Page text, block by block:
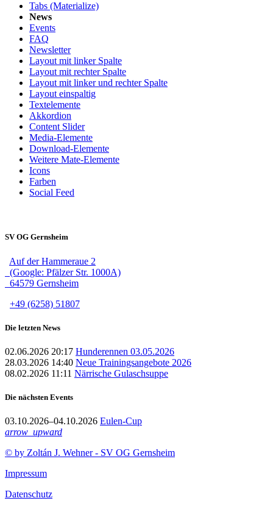
Tabs (Materialize)
News
Events
FAQ
Newsletter
Layout mit linker Spalte
Layout mit rechter Spalte
Layout mit linker und rechter Spalte
Layout einspaltig
Textelemente
Akkordion
Content Slider
Media-Elemente
Download-Elemente
Weitere Mate-Elemente
Icons
Farben
Social Feed
SV OG Gernsheim
Auf der Hammeraue 2
(Google: Pfälzer Str. 1000A)
64579 Gernsheim
+49 (6258) 51807
Die letzten News
02.06.2026 20:17 Hunderennen 03.05.2026
28.03.2026 14:40 Neue Trainingsangebote 2026
08.02.2026 11:11 Närrische Gulaschsuppe
Die nächsten Events
03.10.2026–04.10.2026 Eulen-Cup
arrow_upward
© by Zoltán J. Wehner - SV OG Gernsheim
Impressum
Datenschutz